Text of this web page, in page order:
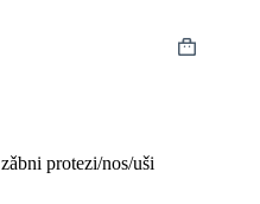
Shopping
protezi/nos/uši